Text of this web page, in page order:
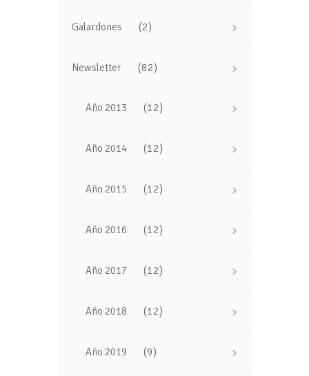
Galardones (2)
Newsletter (82)
Año 2013 (12)
Año 2014 (12)
Año 2015 (12)
Año 2016 (12)
Año 2017 (12)
Año 2018 (12)
Año 2019 (9)